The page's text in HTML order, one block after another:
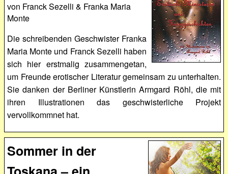
von Franck Sezelli & Franka Maria
Monte
Die schreibenden Geschwister Franka
Maria Monte und Franck Sezelli haben
sich hier erstmalig zusammengetan,
um Freunde erotischer Literatur gemeinsam zu unterhalten.
Sie danken der Berliner Künstlerin Armgard Röhl, die mit
ihren Illustrationen das geschwisterliche Projekt
vervollkommnet hat.
Sommer in der